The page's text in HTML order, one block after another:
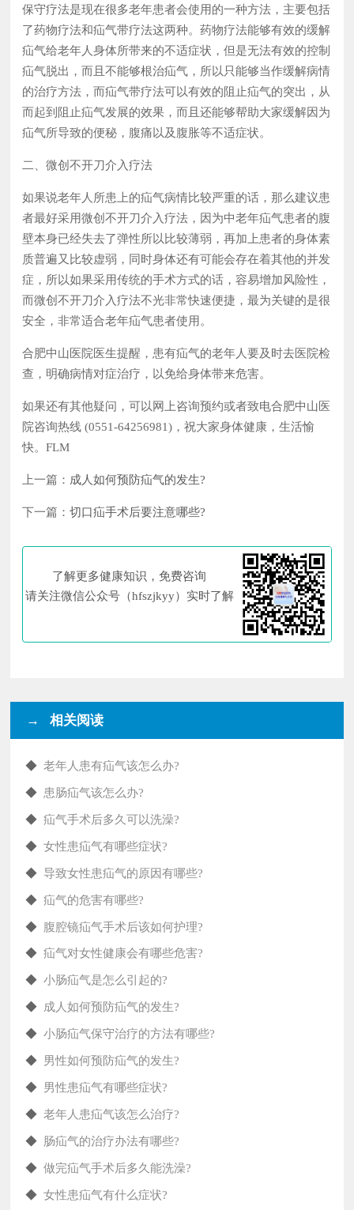
保守疗法是现在很多老年患者会使用的一种方法，主要包括
了药物疗法和疝气带疗法这两种。药物疗法能够有效的缓解
疝气给老年人身体所带来的不适症状，但是无法有效的控制
疝气脱出，而且不能够根治疝气，所以只能够当作缓解病情
的治疗方法，而疝气带疗法可以有效的阻止疝气的突出，从
而起到阻止疝气发展的效果，而且还能够帮助大家缓解因为
疝气所导致的便秘，腹痛以及腹胀等不适症状。
二、微创不开刀介入疗法
如果说老年人所患上的疝气病情比较严重的话，那么建议患
者最好采用微创不开刀介入疗法，因为中老年疝气患者的腹
壁本身已经失去了弹性所以比较薄弱，再加上患者的身体素
质普遍又比较虚弱，同时身体还有可能会存在着其他的并发
症，所以如果采用传统的手术方式的话，容易增加风险性，
而微创不开刀介入疗法不光非常快速便捷，最为关键的是很
安全，非常适合老年疝气患者使用。
合肥中山医院医生提醒，患有疝气的老年人要及时去医院检
查，明确病情对症治疗，以免给身体带来危害。
如果还有其他疑问，可以网上咨询预约或者致电合肥中山医
院咨询热线 (0551-64256981)，祝大家身体健康，生活愉
快。FLM
上一篇： 成人如何预防疝气的发生?
下一篇：切口疝手术后要注意哪些?
了解更多健康知识，免费咨询
请关注微信公众号（hfszjkyy）实时了解
→ 相关阅读
◆老年人患有疝气该怎么办?
◆ 患肠疝气该怎么办?
◆疝气手术后多久可以洗澡?
◆女性患疝气有哪些症状?
◆ 导致女性患疝气的原因有哪些?
◆疝气的危害有哪些?
◆ 腹腔镜疝气手术后该如何护理?
◆疝气对女性健康会有哪些危害?
◆小肠疝气是怎么引起的?
◆ 成人如何预防疝气的发生?
◆小肠疝气保守治疗的方法有哪些?
◆ 男性如何预防疝气的发生?
◆ 男性患疝气有哪些症状?
◆老年人患疝气该怎么治疗?
◆ 肠疝气的治疗办法有哪些?
◆做完疝气手术后多久能洗澡?
◆女性患疝气有什么症状?